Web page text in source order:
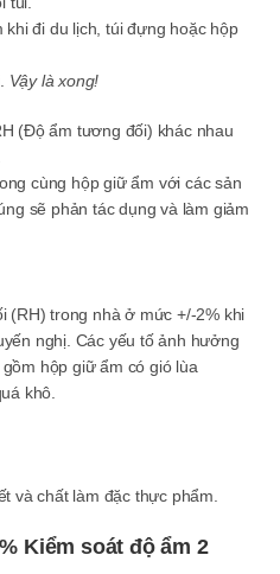
đi du lịch, túi đựng hoặc hộp
Vậy là xong!
(Độ ẩm tương đối) khác nhau
cùng hộp giữ ẩm với các sản
sẽ phản tác dụng và làm giảm
(RH) trong nhà ở mức +/-2% khi
nghị. Các yếu tố ảnh hưởng
hộp giữ ẩm có gió lùa
khô.
và chất làm đặc thực phẩm.
Kiểm soát độ ẩm 2